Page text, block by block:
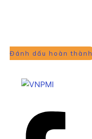
Đánh dấu hoàn thành